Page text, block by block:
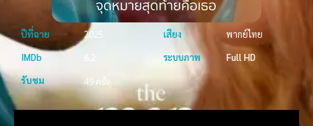
ปีที่ฉาย 2025 เสียง
พากย์ไทย
IMDb
ระบบภาพ
Full HD
รับชม
49 ครั้ง